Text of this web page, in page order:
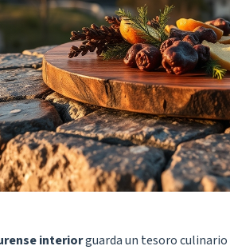
interiorguarda un tesoro culinario